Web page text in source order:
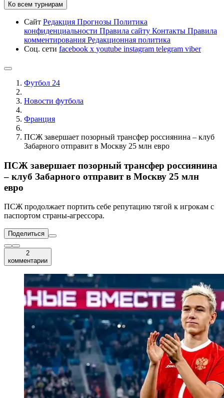
Ко всем турнирам
Сайт Редакция Прогнозы Политика
конфиденциальности Правила сайту Контакты Правила
комментирования Редакционная политика
Соц. сети facebook x youtube instagram telegram viber
Футбол 24
Новости футбола
Франция
ПСЖ завершает позорный трансфер россиянина – клуб
Забарного отправит в Москву 25 млн евро
ПСЖ завершает позорный трансфер россиянина
– клуб Забарного отправит в Москву 25 млн
евро
ПСЖ продолжает портить себе репутацию тягой к игрокам с
паспортом страны-агрессора.
Поделиться
2
комментарии